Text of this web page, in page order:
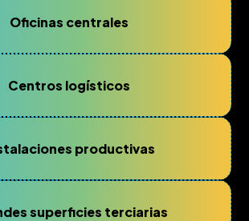
Oficinas centrales
Centros logísticos
productivas
superficies terciarias